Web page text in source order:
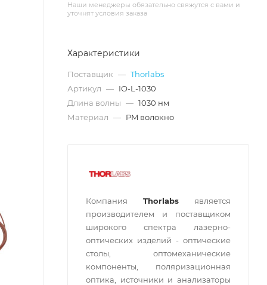
Наши менеджеры обязательно свяжутся с вами и
уточнят условия заказа
Характеристики
Поставщик — Thorlabs
Артикул — IO-L-1030
Длина волны — 1030 нм
Материал — PM волокно
Компания Thorlabs является
производителем и поставщиком
широкого спектра лазерно-
оптических изделий - оптические
столы, оптомеханические
компоненты, поляризационная
оптика, источники и анализаторы